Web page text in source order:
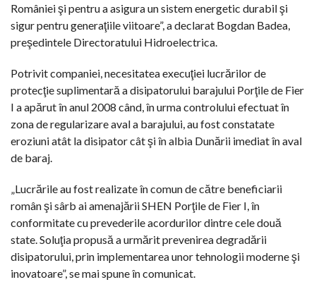
României şi pentru a asigura un sistem energetic durabil şi
sigur pentru generaţiile viitoare”, a declarat Bogdan Badea,
preşedintele Directoratului Hidroelectrica.
Potrivit companiei, necesitatea execuţiei lucrărilor de
protecţie suplimentară a disipatorului barajului Porţile de Fier
I a apărut în anul 2008 când, în urma controlului efectuat în
zona de regularizare aval a barajului, au fost constatate
eroziuni atât la disipator cât şi în albia Dunării imediat în aval
de baraj.
„Lucrările au fost realizate în comun de către beneficiarii
român şi sârb ai amenajării SHEN Porţile de Fier I, în
conformitate cu prevederile acordurilor dintre cele două
state. Soluţia propusă a urmărit prevenirea degradării
disipatorului, prin implementarea unor tehnologii moderne şi
inovatoare”, se mai spune în comunicat.